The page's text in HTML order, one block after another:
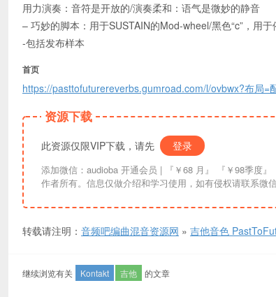
用力演奏：音符是开放的/演奏柔和：语气是微妙的静音
– 巧妙的脚本：用于SUSTAIN的Mod-wheel/黑色“c”，用于
-包括发布样本
首页
https://pasttofuturereverbs.gumroad.com/l/ovbwx?布局=
资源下载
此资源仅限VIP下载，请先 登录
添加微信：audioba 开通会员 | 『￥68 月』 『￥98季度』『￥198年』『￥298终生』| 链接失效请联系更换。资讯信息均来自互联网索引，版权归原
作者所有。信息仅做介绍和学习使用，如有侵权请联系微
转载请注明： 音频吧编曲混音资源网 » 吉他音色
继续浏览有关 Kontakt 吉他 的文章